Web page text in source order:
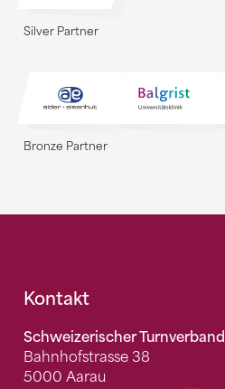
Silver Partner
Bronze Partner
Fusszeile
Kontakt
Schweizerischer Turnverband
Bahnhofstrasse 38
5000 Aarau